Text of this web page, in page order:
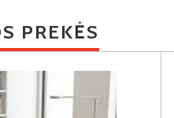
PREKĖS